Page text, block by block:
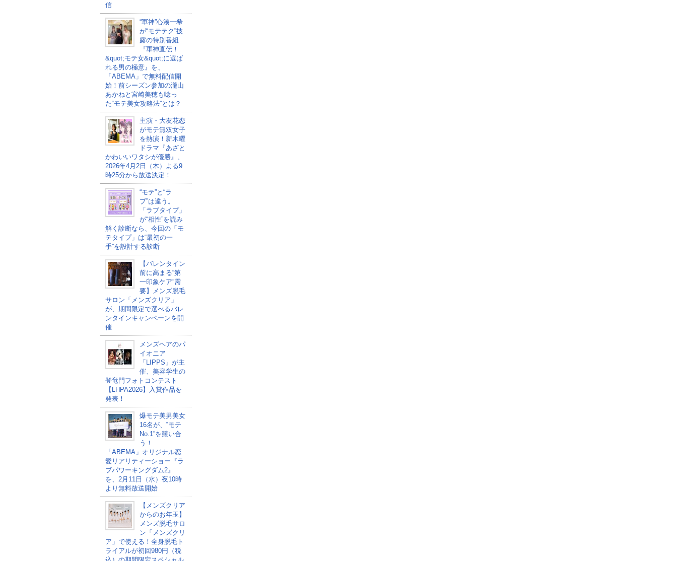
信
“軍神”心湊一希
が“モテテク”披
露の特別番組
『軍神直伝！
&quot;モテ女&quot;に選ば
れる男の極意』を、
「ABEMA」で無料配信開
始！前シーズン参加の瀧山
あかねと宮崎美穂も唸っ
た“モテ美女攻略法”とは？
主演・大友花恋
がモテ無双女子
を熱演！新木曜
ドラマ『あざと
かわいいワタシが優勝』、
2026年4月2日（木）よる9
時25分から放送決定！
“モテ”と“ラ
ブ”は違う。
「ラブタイプ」
が“相性”を読み
解く診断なら、今回の「モ
テタイプ」は“最初の一
手”を設計する診断
【バレンタイン
前に高まる“第
一印象ケア”需
要】メンズ脱毛
サロン「メンズクリア」
が、期間限定で選べるバレ
ンタインキャンペーンを開
催
メンズヘアのパ
イオニア
「LIPPS」が主
催、美容学生の
登竜門フォトコンテスト
【LHPA2026】入賞作品を
発表！
爆モテ美男美女
16名が、‟モテ
No.1”を競い合
う！
「ABEMA」オリジナル恋
愛リアリティーショー『ラ
ブパワーキングダム2』
を、2月11日（水）夜10時
より無料放送開始
【メンズクリア
からのお年玉】
メンズ脱毛サロ
ン「メンズクリ
ア」で使える！全身脱毛ト
ライアルが初回980円（税